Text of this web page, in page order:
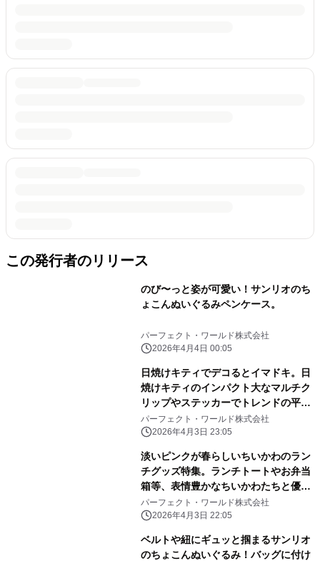
この発行者のリリース
のび〜っと姿が可愛い！サンリオのち
ょこんぬいぐるみペンケース。
パーフェクト・ワールド株式会社
2026年4月4日 00:05
日焼けキティでデコるとイマドキ。日
焼けキティのインパクト大なマルチク
リップやステッカーでトレンドの平成
レトロ感ばっちりです。
パーフェクト・ワールド株式会社
2026年4月3日 23:05
淡いピンクが春らしいちいかわのラン
チグッズ特集。ランチトートやお弁当
箱等、表情豊かなちいかわたちと優し
いピンク色に心和む
パーフェクト・ワールド株式会社
2026年4月3日 22:05
ベルトや紐にギュッと掴まるサンリオ
のちょこんぬいぐるみ！バッグに付け